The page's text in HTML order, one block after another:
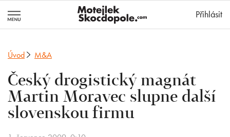
Přihlásit
Úvod M&A
Český drogistický magnát
Martin Moravec slupne další
slovenskou firmu